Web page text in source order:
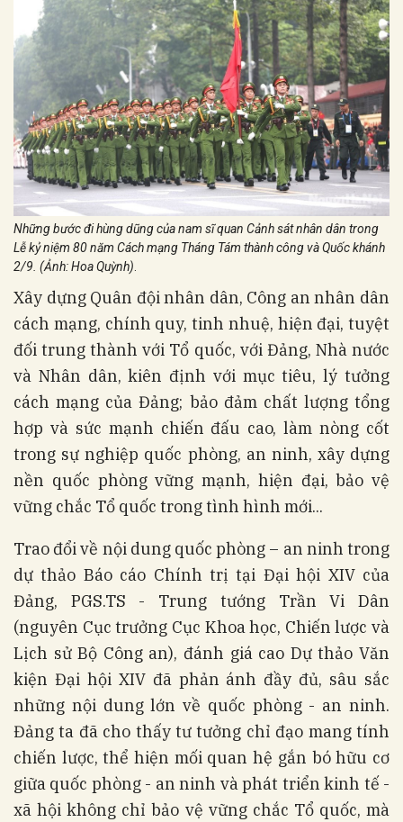
Những bước đi hùng dũng của nam sĩ quan Cảnh sát nhân dân trong
Lễ kỷ niệm 80 năm Cách mạng Tháng Tám thành công và Quốc khánh
2/9. (Ảnh: Hoa Quỳnh)
Xây dựng Quân đội nhân dân, Công an nhân dân
cách mạng, chính quy, tinh nhuệ, hiện đại, tuyệt
đối trung thành với Tổ quốc, với Đảng, Nhà nước
và Nhân dân, kiên định với mục tiêu, lý tưởng
cách mạng của Đảng; bảo đảm chất lượng tổng
hợp và sức mạnh chiến đấu cao, làm nòng cốt
trong sự nghiệp quốc phòng, an ninh, xây dựng
nền quốc phòng vững mạnh, hiện đại, bảo vệ
vững chắc Tổ quốc trong tình hình mới...
Trao đổi về nội dung quốc phòng – an ninh trong
dự thảo Báo cáo Chính trị tại Đại hội XIV của
Đảng, PGS.TS - Trung tướng Trần Vi Dân
(nguyên Cục trưởng Cục Khoa học, Chiến lược và
Lịch sử Bộ Công an), đánh giá cao Dự thảo Văn
kiện Đại hội XIV đã phản ánh đầy đủ, sâu sắc
những nội dung lớn về quốc phòng - an ninh.
Đảng ta đã cho thấy tư tưởng chỉ đạo mang tính
chiến lược, thể hiện mối quan hệ gắn bó hữu cơ
giữa quốc phòng - an ninh và phát triển kinh tế -
xã hội không chỉ bảo vệ vững chắc Tổ quốc, mà